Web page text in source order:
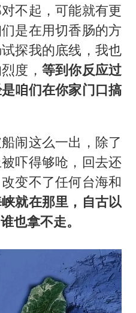
不起，可能就有更
是在用切香肠的方
探我的底线，我也
度， 等到你反应过
咱们在你家门口搞
闹这么一出，除了
吓得够呛，回去还
变不了任何台海和
就在那里，自古以
也拿不走。